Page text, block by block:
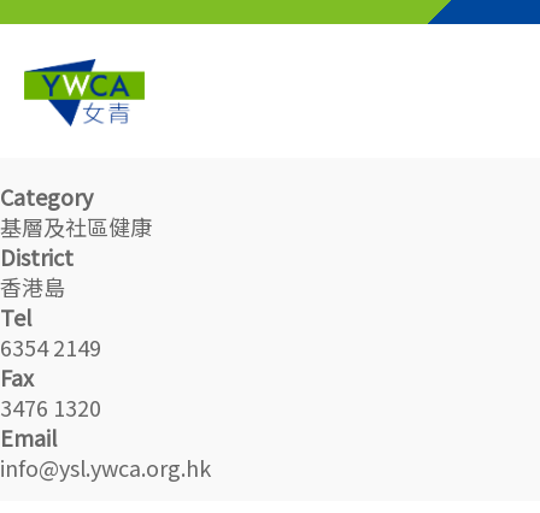
Category
基層及社區健康
District
香港島
Tel
6354 2149
Fax
3476 1320
Email
info@ysl.ywca.org.hk